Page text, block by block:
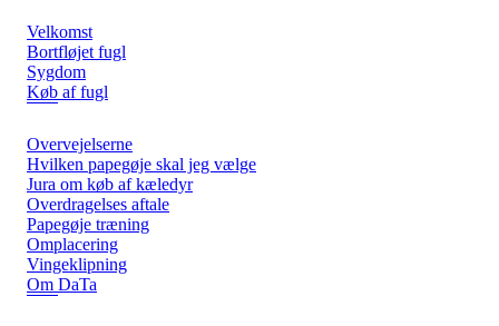
Velkomst
Bortfløjet fugl
Sygdom
Køb af fugl
Overvejelserne
Hvilken papegøje skal jeg vælge
Jura om køb af kæledyr
Overdragelses aftale
Papegøje træning
Omplacering
Vingeklipning
Om DaTa